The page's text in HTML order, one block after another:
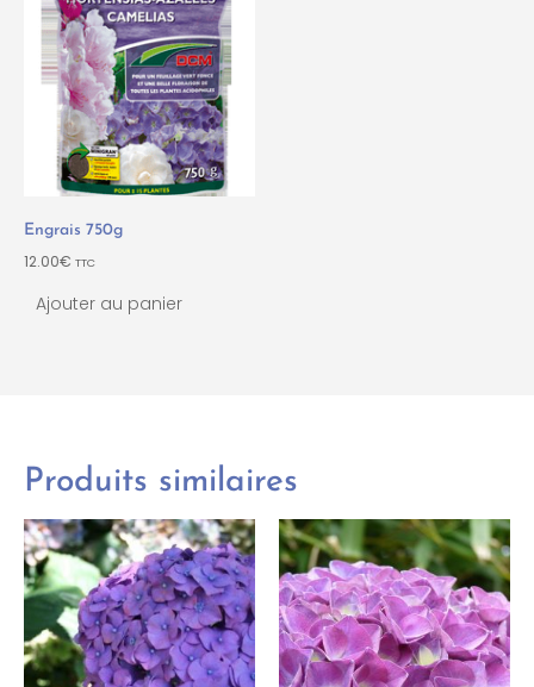
Engrais 750g
12.00€ TTC
Ajouter au panier
Produits similaires